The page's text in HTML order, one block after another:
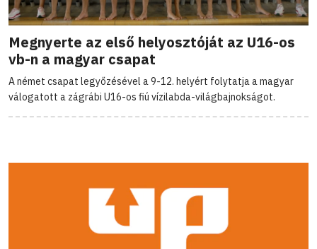
Megnyerte az első helyosztóját az U16-os
vb-n a magyar csapat
A német csapat legyőzésével a 9-12. helyért folytatja a magyar
válogatott a zágrábi U16-os fiú vízilabda-világbajnokságot.